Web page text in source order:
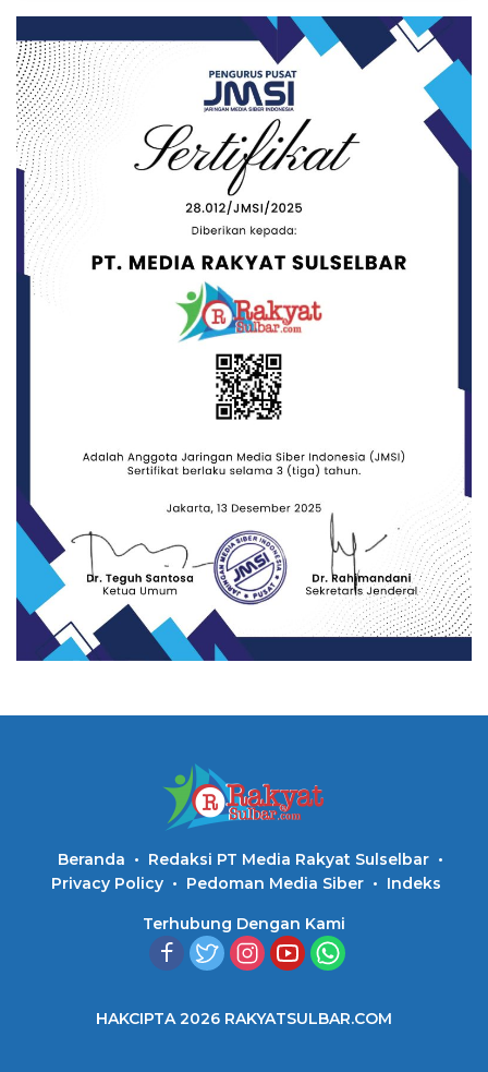
Beranda
Redaksi PT Media Rakyat Sulselbar
Privacy Policy
Pedoman Media Siber Indeks
Terhubung Dengan Kami
HAKCIPTA 2026 RAKYATSULBAR.COM